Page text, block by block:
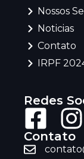
Nossos
Noticias
Contato
IRPF
Redes
Contato